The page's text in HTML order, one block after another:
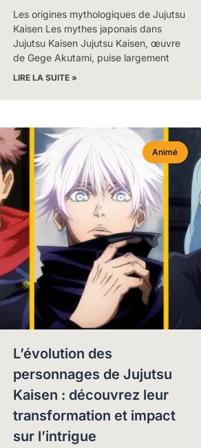
Les origines mythologiques de Jujutsu
Kaisen Les mythes japonais dans
Jujutsu Kaisen Jujutsu Kaisen, œuvre
de Gege Akutami, puise largement
LIRE LA SUITE »
Animé
L’évolution des
personnages de Jujutsu
Kaisen : découvrez leur
transformation et impact
sur l’intrigue